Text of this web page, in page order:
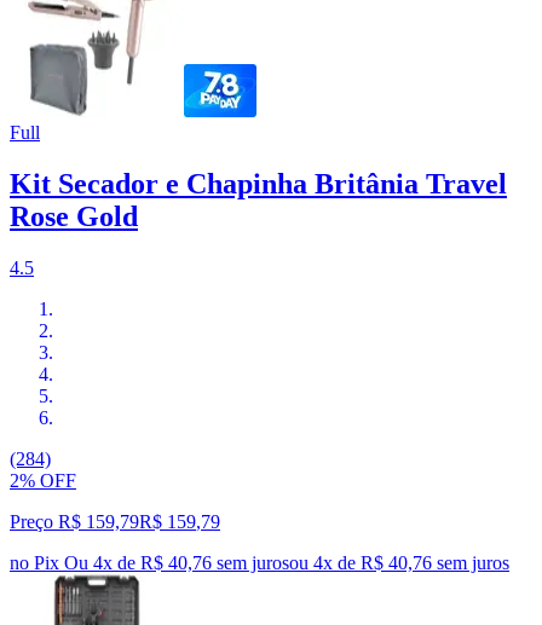
Full
Kit Secador e Chapinha Britânia Travel
Rose Gold
4.5
(284)
2% OFF
Preço R$ 159,79R$ 159,79
no Pix Ou 4x de R$ 40,76 sem jurosou 4x de R$ 40,76 sem juros